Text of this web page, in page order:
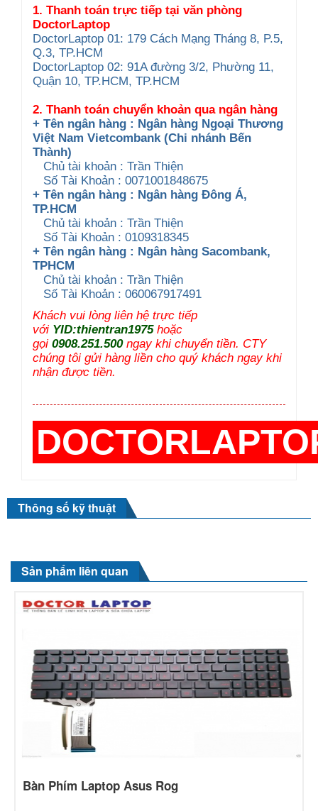
1. Thanh toán trực tiếp tại văn phòng
DoctorLaptop
DoctorLaptop 01: 179 Cách Mạng Tháng 8, P.5,
Q.3, TP.HCM
DoctorLaptop 02: 91A đường 3/2, Phường 11,
Quận 10, TP.HCM, TP.HCM
2. Thanh toán chuyển khoản qua ngân hàng
+ Tên ngân hàng : Ngân hàng Ngoại Thương
Việt Nam Vietcombank (Chi nhánh Bến
Thành)
Chủ tài khoản : Trần Thiện
Số Tài Khoản : 0071001848675
+ Tên ngân hàng : Ngân hàng Đông Á,
TP.HCM
Chủ tài khoản : Trần Thiện
Số Tài Khoản : 0109318345
+ Tên ngân hàng : Ngân hàng Sacombank,
TPHCM
Chủ tài khoản : Trần Thiện
Số Tài Khoản : 060067917491
Khách vui lòng liên hệ trực tiếp
với YID:thientran1975hoặc
gọi 0908.251.500ngay khi chuyển tiền. CTY
chúng tôi gửi hàng liền cho quý khách ngay khi
nhận được tiền.
Thông số kỹ thuật
Sản phẩm liên quan
Bàn Phím Laptop Asus Rog